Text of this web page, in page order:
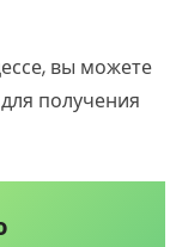
вы можете
получения